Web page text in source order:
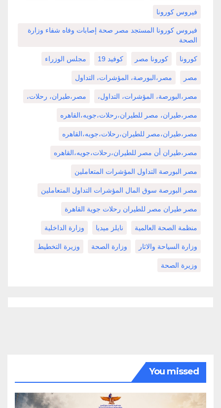
فيروس كورونا
فيروس كورونا المستجد مصر صحة إصابات وفاه شفاء وزارة
الصحة
كورونا كورونا مصر كوفيد 19 مجلس الوزراء
مصر مصر،البورصة، المؤشرات، التداول
مصر،البورصة، المؤشرات، التداول، مصر،طيران، رحلات،
مصر،طيران، مصر للطيران،رحلات،جويه،القاهره
مصر،طيران،مصر للطيران،رحلات،جويه،القاهره
مصر،طيران أن مصر للطيران،رحلات،جويه،القاهره
مصر البورصة التداول المؤشرات المتعاملين
مصر البورصة سوق المال المؤشرات التداول المتعاملين
مصر طيران مصر للطيران رحلات جوية القاهرة
منظمة الصحة العالمية نايلز ميديا وزارة الداخلية
وزارة السياحة والاثار وزارة الصحة وزيرة التخطيط
وزيرة الصحة
You missed